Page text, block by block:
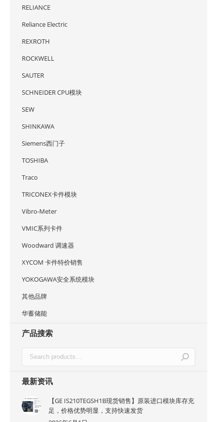
RELIANCE
Reliance Electric
REXROTH
ROCKWELL
SAUTER
SCHNEIDER CPU模块
SEW
SHINKAWA
Siemens西门子
TOSHIBA
Traco
TRICONEX卡件模块
Vibro-Meter
VMIC系列卡件
Woodward 调速器
XYCOM 卡件特价销售
YOKOGAWA安全系统模块
其他品牌
华蓄储能
产品搜索
最新资讯
【GE IS210TEGSH1B现货销售】原装进口模块库存充
足，价格优势明显，支持快速发货